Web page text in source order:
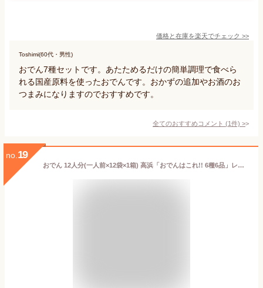
価格と在庫を楽天でチェック >>
Toshimi(60代・男性)
おでん7種セットです。あたためるだけの簡単調理で食べら
れる国産原料を使ったおでんです。おかずの追加やお酒のお
つまみになりますのでおすすめです。
全てのおすすめコメント (1件) >
no. 19
おでん 12人分(一人前×12袋×1箱) 高浜「おでんはこれ!! 6種6品」レトルトパック 業務用◇関東近県送料無料【お取り寄せ品】◎